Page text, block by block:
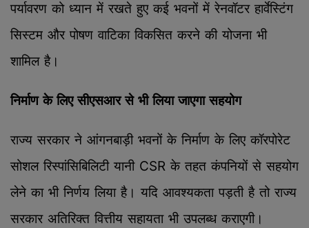
पर्यावरण को ध्यान में रखते हुए कई भवनों में रेनवॉटर हार्वेस्टिंग
सिस्टम और पोषण वाटिका विकसित करने की योजना भी
शामिल है।
निर्माण के लिए सीएसआर से भी लिया जाएगा सहयोग
राज्य सरकार ने आंगनबाड़ी भवनों के निर्माण के लिए कॉरपोरेट
सोशल रिस्पांसिबिलिटी यानी CSR के तहत कंपनियों से सहयोग
लेने का भी निर्णय लिया है। यदि आवश्यकता पड़ती है तो राज्य
सरकार अतिरिक्त वित्तीय सहायता भी उपलब्ध कराएगी।